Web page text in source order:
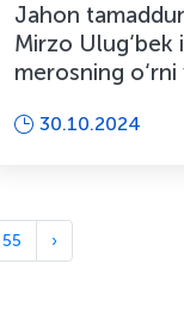
Jahon
Mirzo Ulug‘bek
merosning o‘rni
30.10.2024
55 ›